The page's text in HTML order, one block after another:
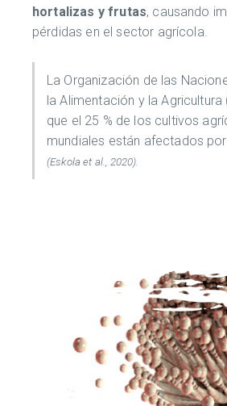
hortalizas y frutas, causando
pérdidas en el sector agrícola.
La Organización de las
la Alimentación y la Agricultura
que el 25 % de los cultivos
mundiales están afectados
(Eskola et al., 2020).